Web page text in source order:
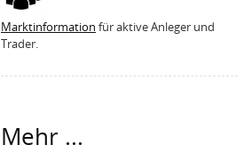
Marktinformation für aktive Anleger und
Trader.
Mehr ...